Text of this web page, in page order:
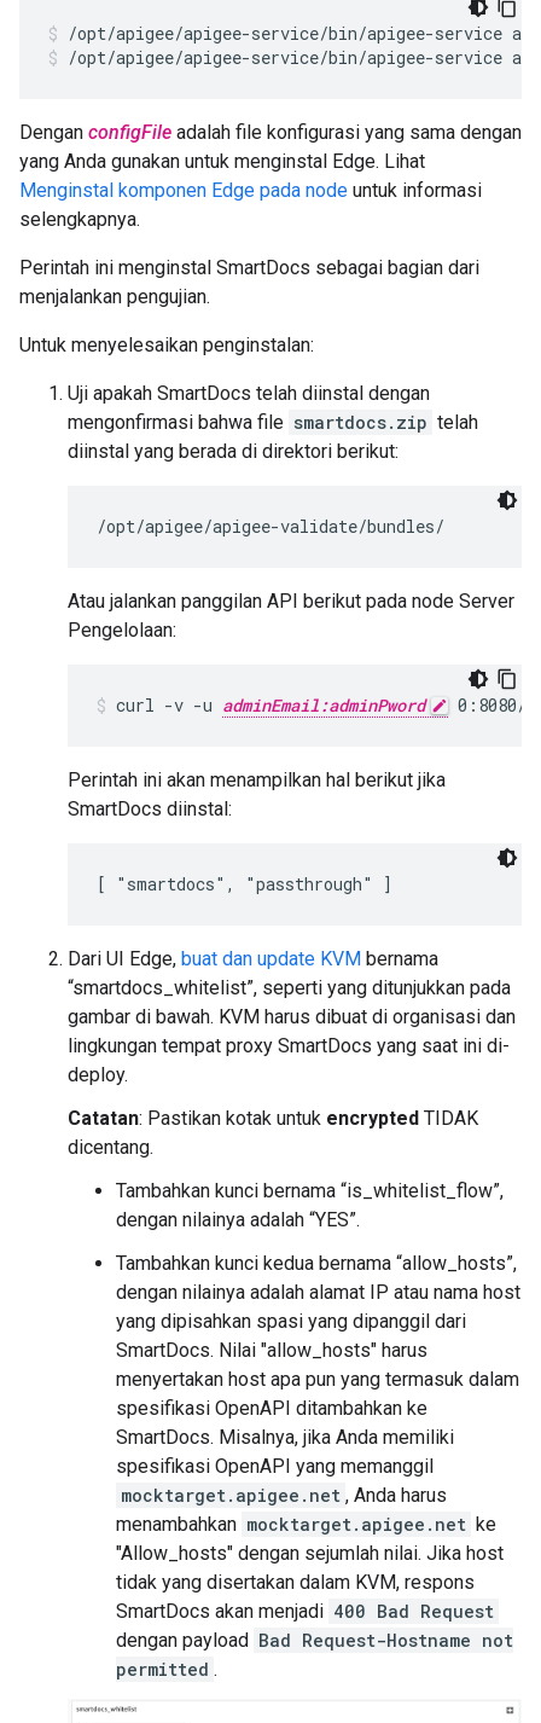
/opt/apigee/apigee-service/bin/apigee-service
Dengan configFile adalah file konfigurasi yang sama dengan
yang Anda gunakan untuk menginstal Edge. Lihat
Menginstal komponen Edge pada node untuk informasi
selengkapnya.
Perintah ini menginstal SmartDocs sebagai bagian dari
menjalankan pengujian.
Untuk menyelesaikan penginstalan:
Uji apakah SmartDocs telah diinstal dengan
mengonfirmasi bahwa file smartdocs.zip telah
diinstal yang berada di direktori berikut:
/opt/apigee/apigee-validate/bundles/
Atau jalankan panggilan API berikut pada node Server
Pengelolaan:
curl -v -u adminEmail:adminPword 0:8080/
Perintah ini akan menampilkan hal berikut jika
SmartDocs diinstal:
[ "smartdocs", "passthrough" ]
Dari UI Edge, buat dan update KVM bernama
“smartdocs_whitelist”, seperti yang ditunjukkan pada
gambar di bawah. KVM harus dibuat di organisasi dan
lingkungan tempat proxy SmartDocs yang saat ini di-
deploy.
Catatan: Pastikan kotak untuk encrypted TIDAK
dicentang.
Tambahkan kunci bernama “is_whitelist_flow”,
dengan nilainya adalah “YES”.
Tambahkan kunci kedua bernama “allow_hosts”,
dengan nilainya adalah alamat IP atau nama host
yang dipisahkan spasi yang dipanggil dari
SmartDocs. Nilai "allow_hosts" harus
menyertakan host apa pun yang termasuk dalam
spesifikasi OpenAPI ditambahkan ke
SmartDocs. Misalnya, jika Anda memiliki
spesifikasi OpenAPI yang memanggil
mocktarget.apigee.net , Anda harus
menambahkan mocktarget.apigee.net ke
"Allow_hosts" dengan sejumlah nilai. Jika host
tidak yang disertakan dalam KVM, respons
SmartDocs akan menjadi 400 Bad Request
dengan payload Bad Request-Hostname not
permitted .